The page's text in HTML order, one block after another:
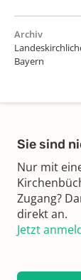
Archiv
Bayern
Sie sind
Nur mit
Zugang?
direkt an.
Jetzt